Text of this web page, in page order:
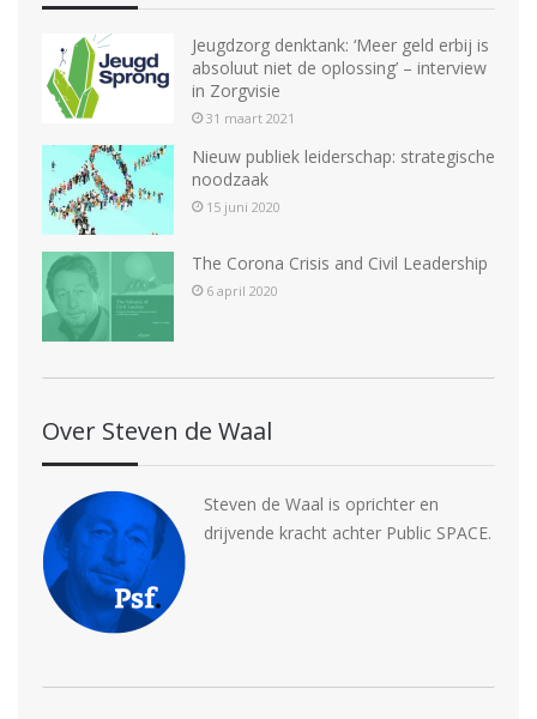
Jeugdzorg denktank: ‘Meer geld erbij is
absoluut niet de oplossing’ – interview
in Zorgvisie
31 maart 2021
Nieuw publiek leiderschap: strategische
noodzaak
15 juni 2020
The Corona Crisis and Civil Leadership
6 april 2020
Over Steven de Waal
Steven de Waal is oprichter en
drijvende kracht achter Public SPACE.